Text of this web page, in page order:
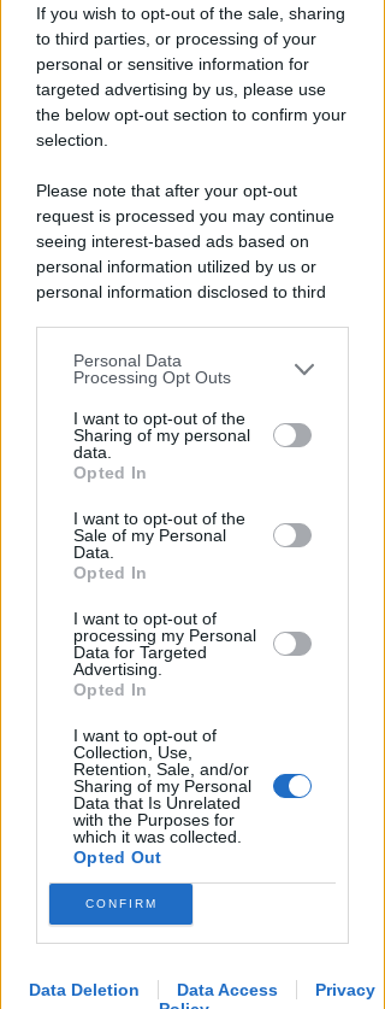
If you wish to opt-out of the sale, sharing
to third parties, or processing of your
personal or sensitive information for
targeted advertising by us, please use
the below opt-out section to confirm your
selection.
Please note that after your opt-out
request is processed you may continue
seeing interest-based ads based on
personal information utilized by us or
personal information disclosed to third
You may separately opt-out of the further
disclosure of your personal information
by third parties on the IAB’s list of
downstream participants.
by us to third parties on the IAB’s List of
Downstream Participants that may
further disclose it to other third parties.
Personal Data
Processing Opt Outs
I want to opt-out of the
Sharing of my personal
data.
Opted In
I want to opt-out of the
Sale of my Personal
Data.
Opted In
I want to opt-out of
processing my Personal
Data for Targeted
Advertising.
Opted In
I want to opt-out of
Collection, Use,
Retention, Sale, and/or
Sharing of my Personal
Data that Is Unrelated
with the Purposes for
which it was collected.
Opted Out
CONFIRM
Data Deletion Data Access
Privacy
ECAD, IL 23 OTTOBRE
A Coriano l'incontro
internazionale "contro le
droghe". Spinelli: orgogliosa
diRedazione
LA DECISIONE DEL GIP
Abusi ripetuti sulla figlia 13enne
della convivente. 44enne andrà
Redazione